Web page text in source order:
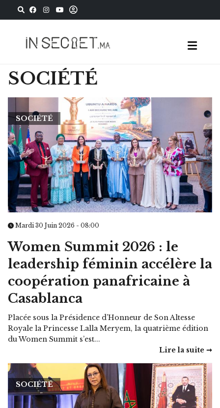
SOCIÉTÉ
SOCIÉTÉ
Mardi 30 Juin 2026 - 08:00
Women Summit 2026 : le
leadership féminin accélère la
coopération panafricaine à
Casablanca
Placée sous la Présidence d’Honneur de Son Altesse
Royale la Princesse Lalla Meryem, la quatrième édition
du Women Summit s’est...
Lire la suite ➞
SOCIÉTÉ